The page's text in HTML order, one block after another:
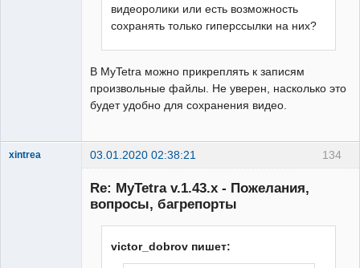
видеоролики или есть возможность
сохранять только гиперссылки на них?
В MyTetra можно прикреплять к записям
произвольные файлы. Не уверен, насколько это
будет удобно для сохранения видео.
134
xintrea 03.01.2020 02:38:21
Re: MyTetra v.1.43.x - Пожелания,
вопросы, багрепорты
victor_dobrov пишет: